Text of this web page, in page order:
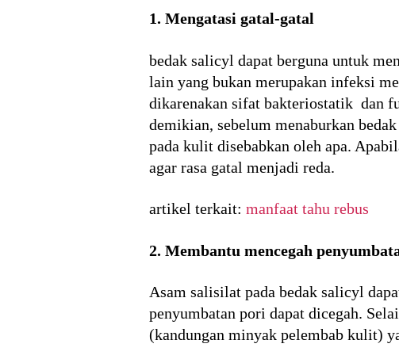
1. Mengatasi gatal-gatal
bedak salicyl dapat berguna untuk
lain yang bukan merupakan infeksi
dikarenakan sifat bakteriostatik dan
demikian, sebelum menaburkan
pada kulit disebabkan oleh apa.
agar rasa gatal menjadi reda.
artikel terkait: manfaat tahu rebus
2. Membantu mencegah
Asam salisilat pada bedak salicyl
penyumbatan pori dapat dicegah.
(kandungan minyak pelembab kulit)